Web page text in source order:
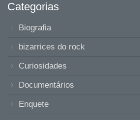
Categorias
Biografia
bizarrices do rock
Curiosidades
Documentários
Enquete